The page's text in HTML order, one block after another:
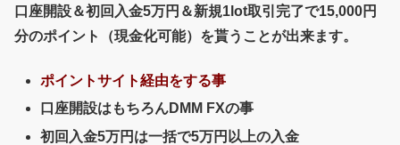
口座開設＆初回入金5万円＆新規1lot取引完了で15,000円
分のポイント（現金化可能）を貰うことが出来ます。
ポイントサイト経由をする事
口座開設はもちろんDMM FXの事
初回入金5万円は一括で5万円以上の入金